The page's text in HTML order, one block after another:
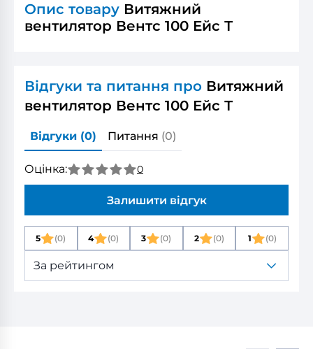
Опис товару Витяжний
вентилятор Вентс 100 Ейс Т
Відгуки та питання про Витяжний
вентилятор Вентс 100 Ейс Т
Відгуки (0) Питання (0)
Оцінка: 0
Залишити відгук
5 (0) 4 (0) 3 (0) 2 (0) 1 (0)
За рейтингом